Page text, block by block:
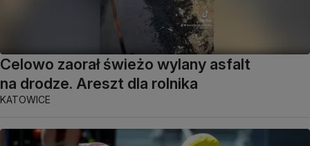
Celowo zaorał świeżo wylany asfalt
na drodze. Areszt dla rolnika
KATOWICE